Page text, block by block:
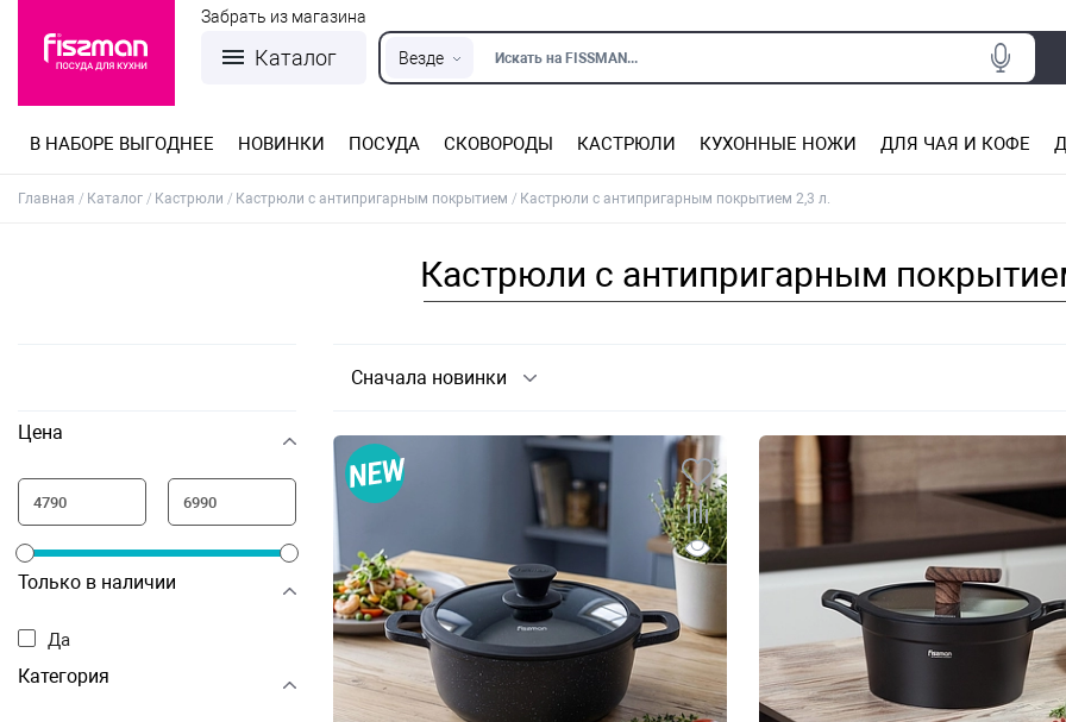
Каталог Везде Искать на FISSMAN...
Забрать из магазина
В НАБОРЕ ВЫГОДНЕЕ НОВИНКИ ПОСУДА СКОВОРОДЫ КАСТРЮЛИ КУХОННЫЕ НОЖИ ДЛЯ ЧАЯ И КОФЕ
Главная Каталог Кастрюли Кастрюли с антипригарным покрытием Кастрюли с антипригарным покрытием 2,3 л.
Кастрюли с антипригарным
Цена
Только в наличии
Да
Категория
Сначала новинки